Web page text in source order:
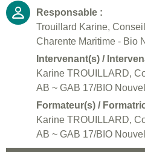
Responsable :
Trouillard Karine,
Charente Maritime - Bio
Intervenant(s) /
Karine TROUILLARD,
AB ~ GAB 17/BIO
Formateur(s) /
Karine TROUILLARD,
AB ~ GAB 17/BIO